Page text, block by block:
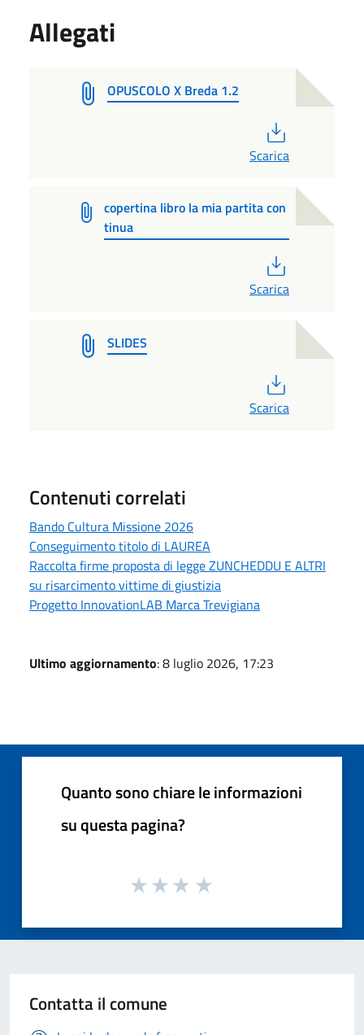
Allegati
OPUSCOLO X Breda 1.2
Scarica
copertina libro la mia partita con
tinua
Scarica
SLIDES
Scarica
Contenuti correlati
Bando Cultura Missione 2026
Conseguimento titolo di LAUREA
Raccolta firme proposta di legge ZUNCHEDDU E ALTRI
su risarcimento vittime di giustizia
Progetto InnovationLAB Marca Trevigiana
Ultimo aggiornamento: 8 luglio 2026, 17:23
Quanto sono chiare le informazioni
su questa pagina?
Contatta il comune